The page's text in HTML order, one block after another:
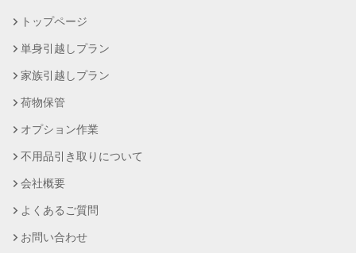
トップページ
単身引越しプラン
家族引越しプラン
荷物保管
オプション作業
不用品引き取りについて
会社概要
よくあるご質問
お問い合わせ